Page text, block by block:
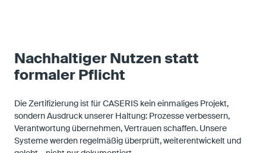
Nachhaltiger Nutzen statt
formaler Pflicht
Die Zertifizierung ist für CASERIS kein einmaliges Projekt,
sondern Ausdruck unserer Haltung: Prozesse verbessern,
Verantwortung übernehmen, Vertrauen schaffen. Unsere
Systeme werden regelmäßig überprüft, weiterentwickelt und